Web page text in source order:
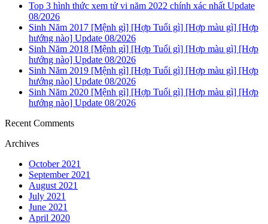
Top 3 hình thức xem tử vi năm 2022 chính xác nhất Update
08/2026
Sinh Năm 2017 [Mệnh gì] [Hợp Tuổi gì] [Hợp màu gì] [Hợp
hướng nào] Update 08/2026
Sinh Năm 2018 [Mệnh gì] [Hợp Tuổi gì] [Hợp màu gì] [Hợp
hướng nào] Update 08/2026
Sinh Năm 2019 [Mệnh gì] [Hợp Tuổi gì] [Hợp màu gì] [Hợp
hướng nào] Update 08/2026
Sinh Năm 2020 [Mệnh gì] [Hợp Tuổi gì] [Hợp màu gì] [Hợp
hướng nào] Update 08/2026
Recent Comments
Archives
October 2021
September 2021
August 2021
July 2021
June 2021
April 2020